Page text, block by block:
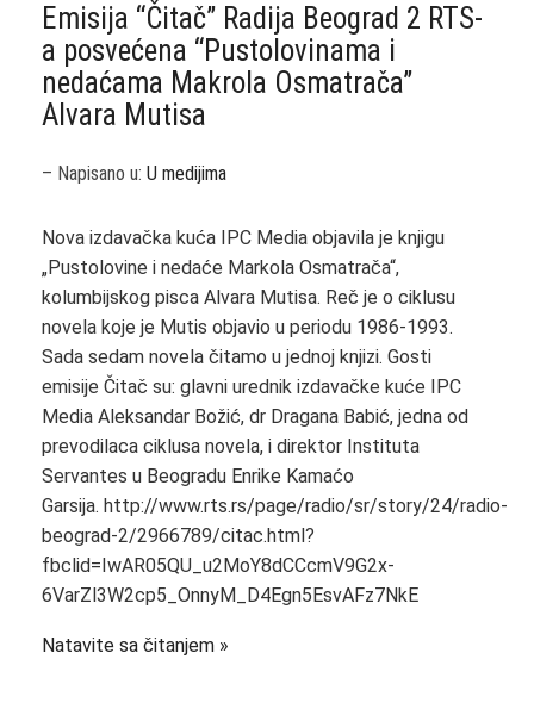
Emisija “Čitač” Radija Beograd 2 RTS-
a posvećena “Pustolovinama i
nedaćama Makrola Osmatrača”
Alvara Mutisa
– Napisano u: U medijima
Nova izdavačka kuća IPC Media objavila je knjigu
„Pustolovine i nedaće Markola Osmatrača“,
kolumbijskog pisca Alvara Mutisa. Reč je o ciklusu
novela koje je Mutis objavio u periodu 1986-1993.
Sada sedam novela čitamo u jednoj knjizi. Gosti
emisije Čitač su: glavni urednik izdavačke kuće IPC
Media Aleksandar Božić, dr Dragana Babić, jedna od
prevodilaca ciklusa novela, i direktor Instituta
Servantes u Beogradu Enrike Kamaćo
Garsija. http://www.rts.rs/page/radio/sr/story/24/radio-
beograd-2/2966789/citac.html?
fbclid=IwAR05QU_u2MoY8dCCcmV9G2x-
6VarZl3W2cp5_OnnyM_D4Egn5EsvAFz7NkE
Natavite sa čitanjem